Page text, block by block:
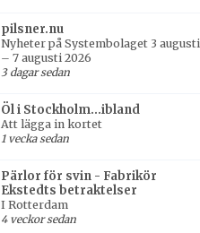
pilsner.nu
Nyheter på Systembolaget 3 augusti
– 7 augusti 2026
3 dagar sedan
Öl i Stockholm...ibland
Att lägga in kortet
1 vecka sedan
Pärlor för svin - Fabrikör
Ekstedts betraktelser
I Rotterdam
4 veckor sedan